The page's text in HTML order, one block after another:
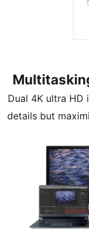
Dual 4K ultra
details but